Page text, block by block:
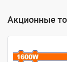
Акционные